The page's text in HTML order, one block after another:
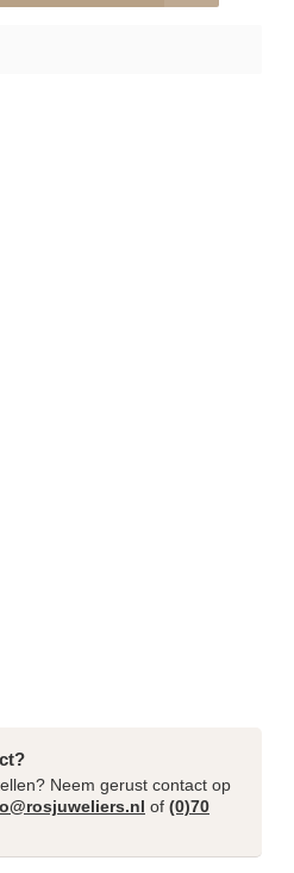
Neem gerust contact op
of (0)70